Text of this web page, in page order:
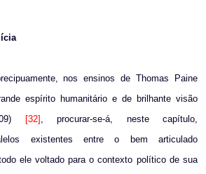
nos ensinos de Thomas Paine
espírito humanitário e de brilhante visão
[32] , procurar-se-á, neste capítulo,
existentes entre o bem articulado
ele voltado para o contexto político de sua